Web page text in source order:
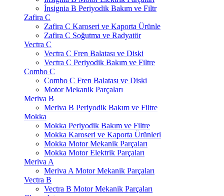
İnsignia B Periyodik Bakım ve Filtr
Zafira C
Zafira C Karoseri ve Kaporta Ürünle
Zafira C Soğutma ve Radyatör
Vectra C
Vectra C Fren Balatası ve Diski
Vectra C Periyodik Bakım ve Filtre
Combo C
Combo C Fren Balatası ve Diski
Motor Mekanik Parçaları
Meriva B
Meriva B Periyodik Bakım ve Filtre
Mokka
Mokka Periyodik Bakım ve Filtre
Mokka Karoseri ve Kaporta Ürünleri
Mokka Motor Mekanik Parçaları
Mokka Motor Elektrik Parçaları
Meriva A
Meriva A Motor Mekanik Parçaları
Vectra B
Vectra B Motor Mekanik Parçaları